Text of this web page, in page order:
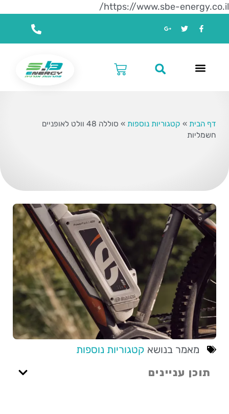
https://www.sbe-energy.co.il/
דף הבית » קטגוריות נוספות »
סוללה 48 וולט לאופניים
חשמליות
מאמר בנושא קטגוריות נוספות
תוכן עניינים